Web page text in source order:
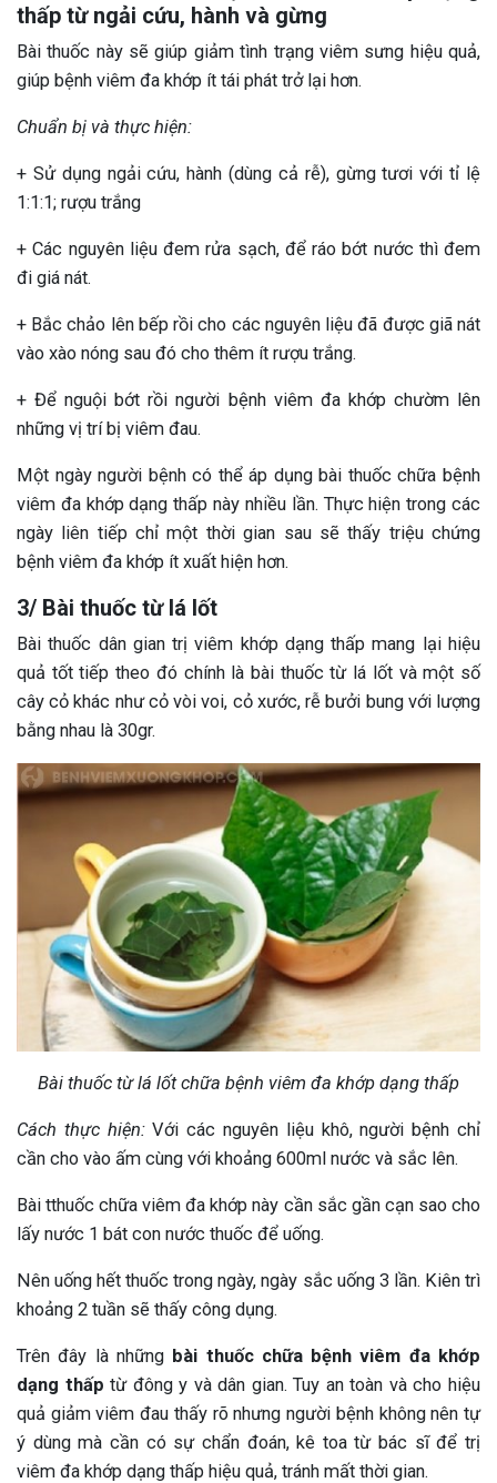
thấp từ ngải cứu, hành và gừng
Bài thuốc này sẽ giúp giảm tình trạng viêm sưng hiệu quả,
giúp bệnh viêm đa khớp ít tái phát trở lại hơn.
Chuẩn bị và thực hiện:
+ Sử dụng ngải cứu, hành (dùng cả rễ), gừng tươi với tỉ lệ
1:1:1; rượu trắng
+ Các nguyên liệu đem rửa sạch, để ráo bớt nước thì đem
đi giá nát.
+ Bắc chảo lên bếp rồi cho các nguyên liệu đã được giã nát
vào xào nóng sau đó cho thêm ít rượu trắng.
+ Để nguội bớt rồi người bệnh viêm đa khớp chườm lên
những vị trí bị viêm đau.
Một ngày người bệnh có thể áp dụng bài thuốc chữa bệnh
viêm đa khớp dạng thấp này nhiều lần. Thực hiện trong các
ngày liên tiếp chỉ một thời gian sau sẽ thấy triệu chứng
bệnh viêm đa khớp ít xuất hiện hơn.
3/ Bài thuốc từ lá lốt
Bài thuốc dân gian trị viêm khớp dạng thấp mang lại hiệu
quả tốt tiếp theo đó chính là bài thuốc từ lá lốt và một số
cây cỏ khác như cỏ vòi voi, cỏ xước, rễ bưởi bung với lượng
bằng nhau là 30gr.
Bài thuốc từ lá lốt chữa bệnh viêm đa khớp dạng thấp
Cách thực hiện:Với các nguyên liệu khô, người bệnh chỉ
cần cho vào ấm cùng với khoảng 600ml nước và sắc lên.
Bài tthuốc chữa viêm đa khớp này cần sắc gần cạn sao cho
lấy nước 1 bát con nước thuốc để uống.
Nên uống hết thuốc trong ngày, ngày sắc uống 3 lần. Kiên trì
khoảng 2 tuần sẽ thấy công dụng.
Trên đây là những bài thuốc chữa bệnh viêm đa khớp
dạng thấp từ đông y và dân gian. Tuy an toàn và cho hiệu
quả giảm viêm đau thấy rõ nhưng người bệnh không nên tự
ý dùng mà cần có sự chẩn đoán, kê toa từ bác sĩ để trị
viêm đa khớp dạng thấp hiệu quả, tránh mất thời gian.